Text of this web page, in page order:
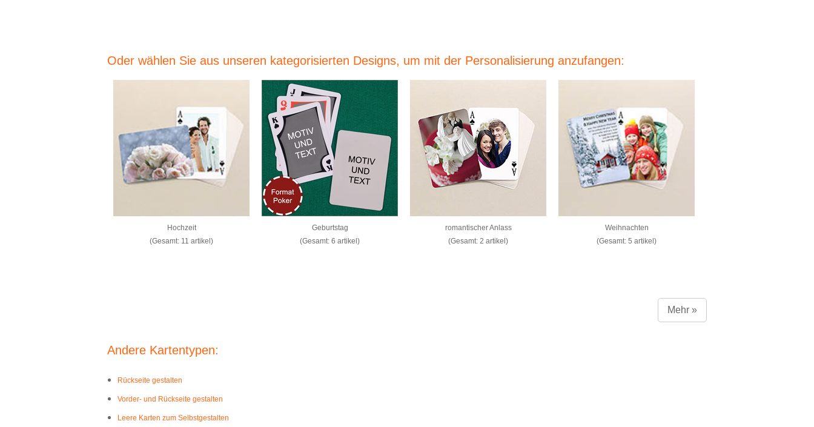
Oder wählen Sie aus unseren kategorisierten Designs, um mit der Personalisierung anzufangen:
Hochzeit
(Gesamt: 11 artikel)
Geburtstag
(Gesamt: 6 artikel)
romantischer Anlass
(Gesamt: 2 artikel)
Weihnachten
(Gesamt: 5 artikel)
Mehr »
Andere Kartentypen:
Rückseite gestalten
Vorder- und Rückseite gestalten
Leere Karten zum Selbstgestalten